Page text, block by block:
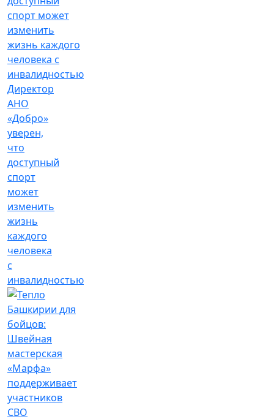
Директор
АНО
«Добро»
уверен,
что
доступный
спорт
может
изменить
жизнь
каждого
человека
с
инвалидностью